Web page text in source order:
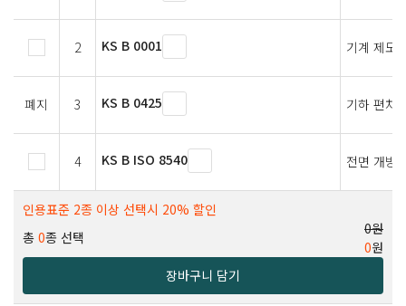
2 KS B 0001 기계 제도
폐지 3 KS B 0425 기하 편차
4 KS B ISO 8540 전면 개방
인용표준 2종 이상 선택시 20% 할인
총 0종 선택
0원
0원
장바구니 담기